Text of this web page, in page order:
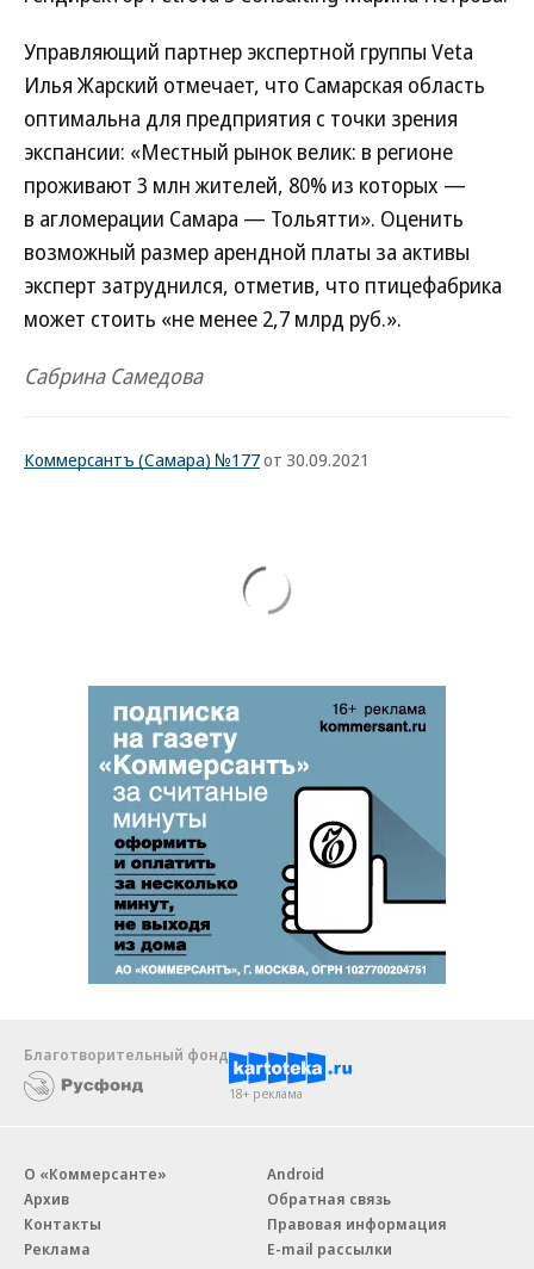
Управляющий партнер экспертной группы Veta
Илья Жарский отмечает, что Самарская область
оптимальна для предприятия с точки зрения
экспансии: «Местный рынок велик: в регионе
проживают 3 млн жителей, 80% из которых —
в агломерации Самара — Тольятти». Оценить
возможный размер арендной платы за активы
эксперт затруднился, отметив, что птицефабрика
может стоить «не менее 2,7 млрд руб.».
Сабрина Самедова
Коммерсантъ (Самара) №177от 30.09.2021
Благотворительный фонд
18+ реклама
О «Коммерсанте»
Архив
Контакты
Реклама
Android
Обратная связь
Правовая информация
E-mail рассылки